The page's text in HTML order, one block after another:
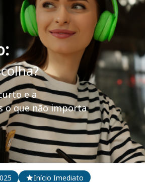
e a
o que não importa
Início Imediato